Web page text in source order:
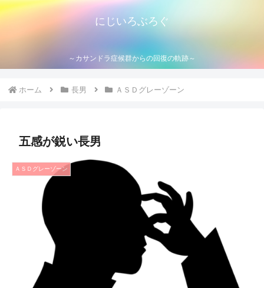
にじいろぶろぐ
～カサンドラ症候群からの回復の軌跡～
ホーム 長男 ＡＳＤグレーゾーン
五感が鋭い長男
ＡＳＤグレーゾーン